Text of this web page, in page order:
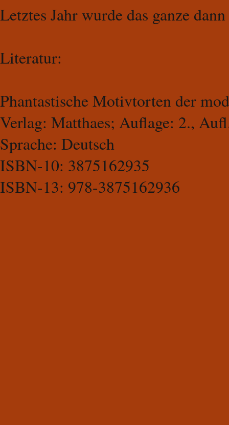
Letztes Jahr wurde das ganze
Literatur:
Phantastische Motivtorten der
Verlag: Matthaes; Auflage: 2.,
Sprache: Deutsch
ISBN-10: 3875162935
ISBN-13: 978-3875162936